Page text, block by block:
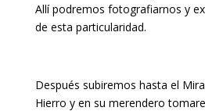
Allí podremos fotografiarnos y
de esta particularidad.
Después subiremos hasta el
Hierro y en su merendero